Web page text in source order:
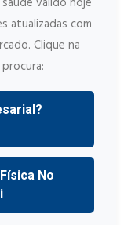
atualizadas com
Clique na
No